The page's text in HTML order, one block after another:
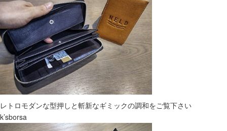
レトロモダンな型押しと斬新なギミックの調和をご覧下さい
k’sborsa